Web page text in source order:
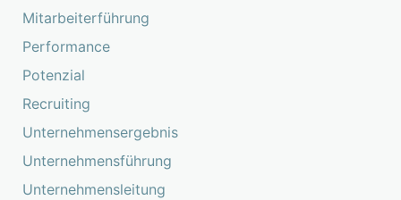
Mitarbeiterführung
Performance
Potenzial
Recruiting
Unternehmensergebnis
Unternehmensführung
Unternehmensleitung